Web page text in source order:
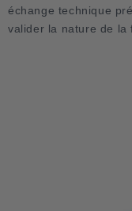
échange technique
valider la nature de la